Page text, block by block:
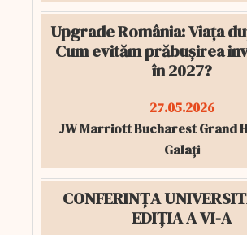
Upgrade România: Viața
Cum evităm prăbușirea
în 2027?
27.05.2026
JW Marriott Bucharest Grand
Galați
CONFERINȚA
EDIȚIA A VI-A